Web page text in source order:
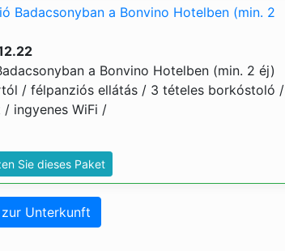
Badacsonyban a Bonvino Hotelben (min. 2
a Bonvino Hotelben (min. 2 éj)
/ félpanziós ellátás / 3 tételes borkóstoló /
ingyenes WiFi /
Sie dieses Paket
Unterkunft